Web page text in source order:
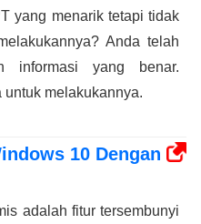
yang menarik tetapi tidak
Anda telah
informasi yang benar.
untuk melakukannya.
10 Dengan
adalah fitur tersembunyi